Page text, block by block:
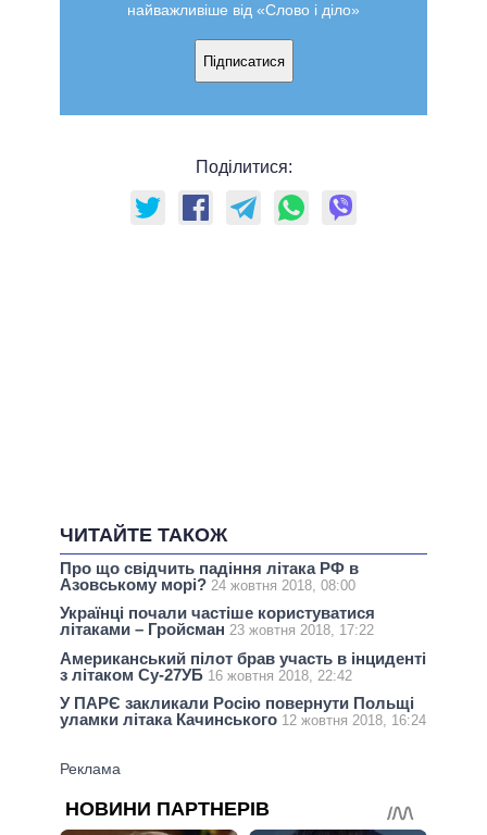
найважливіше від «Слово і діло»
Підписатися
Поділитися:
ЧИТАЙТЕ ТАКОЖ
Про що свідчить падіння літака РФ в
Азовському морі? 24 жовтня 2018, 08:00
Українці почали частіше користуватися
літаками – Гройсман 23 жовтня 2018, 17:22
Американський пілот брав участь в інциденті
з літаком Су-27УБ 16 жовтня 2018, 22:42
У ПАРЄ закликали Росію повернути Польщі
уламки літака Качинського 12 жовтня 2018, 16:24